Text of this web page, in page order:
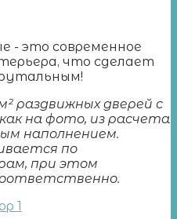
- это современное
что сделает
раздвижных дверей с
на фото, из расчета
наполнением.
по
при этом
1